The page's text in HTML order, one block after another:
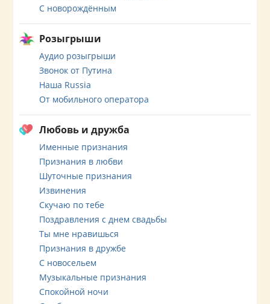
С новорождённым
Розыгрыши
Аудио розыгрыши
Звонок от Путина
Наша Russia
От мобильного оператора
Любовь и дружба
Именные признания
Признания в любви
Шуточные признания
Извинения
Скучаю по тебе
Поздравления с днем свадьбы
Ты мне нравишься
Признания в дружбе
С новосельем
Музыкальные признания
Спокойной ночи